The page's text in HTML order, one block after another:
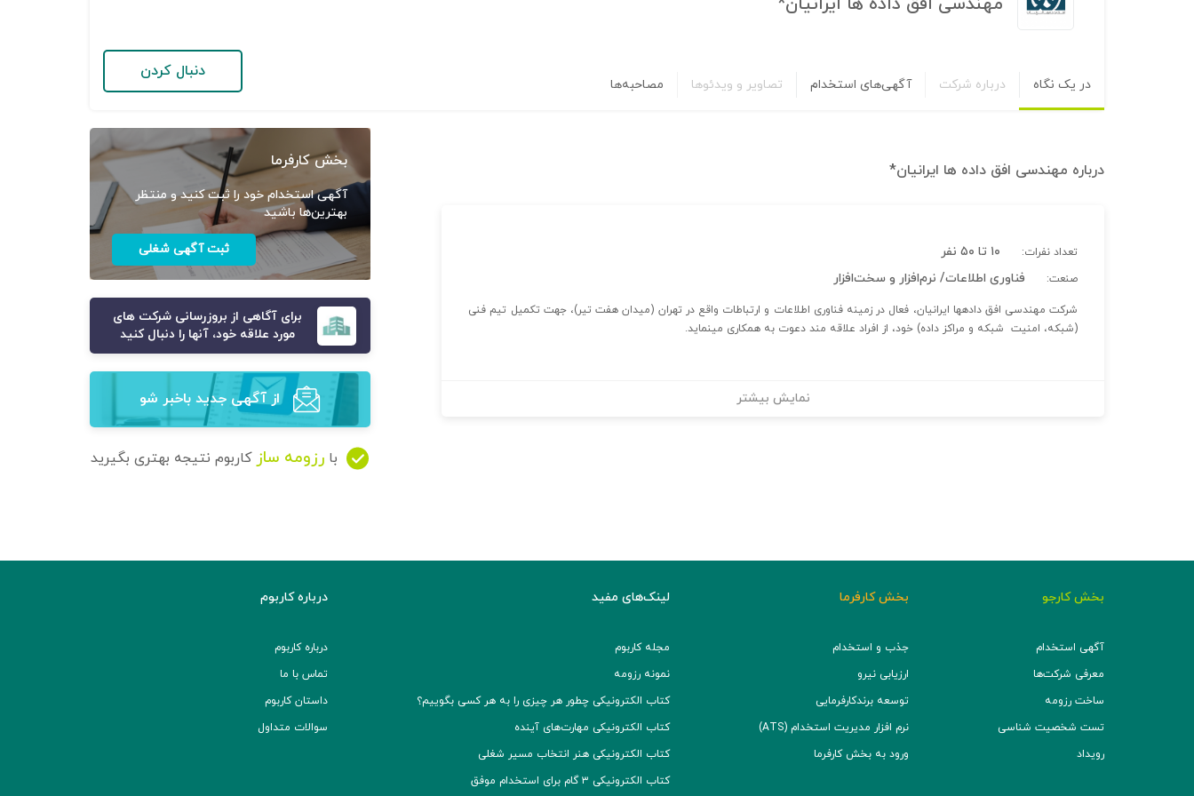
در یک نگاه درباره شرکت آگهی‌های استخدام تصاویر و ویدئوها مصاحبه‌ها
دنبال کردن
درباره مهندسی افق داده ها ایرانیان*
تعداد نفرات: ۱۰ تا ۵۰ نفر
صنعت: فناوری اطلاعات/ نرم‌افزار و سخت‌افزار
شرکت مهندسی افق داده­ها ایرانیان، فعال در زمینه فناوری اطلاعات و ارتباطات واقع در تهران (میدان هفت تیر)، جهت تکمیل تیم فنی
(شبکه، امنیت شبکه و مراکز داده) خود، از افراد علاقه­ مند دعوت به همکاری می­نماید.
نمایش بیشتر
بخش کارفرما
آگهی استخدام خود را ثبت کنید و منتظر
بهترین‌ها باشید
ثبت آگهی شغلی
برای آگاهی از بروزرسانی شرکت های
مورد علاقه خود، آنها را دنبال کنید
از آگهی‌ جدید باخبر شو
با رزومه ساز کاربوم نتیجه بهتری بگیرید
بخش کارجو
آگهی استخدام
معرفی شرکت‌ها
ساخت رزومه
تست شخصیت شناسی
رویداد
بخش کارفرما
جذب و استخدام
ارزیابی نیرو
توسعه برند‌کارفرمایی
نرم افزار مدیریت استخدام (ATS)
ورود به بخش کارفرما
لینک‌های مفید
مجله کاربوم
نمونه رزومه
کتاب الکترونیکی چطور هر چیزی را به هر کسی بگوییم؟
کتاب الکترونیکی مهارت‌های آینده
کتاب الکترونیکی هنر انتخاب مسیر شغلی
کتاب الکترونیکی ۳ گام برای استخدام موفق
درباره کاربوم
درباره کاربوم
تماس با ما
داستان کاربوم
سوالات متداول